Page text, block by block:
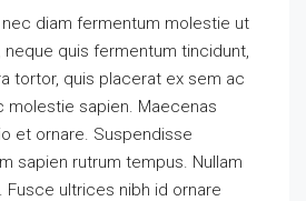
nec diam fermentum molestie ut
neque quis fermentum tincidunt,
tortor, quis placerat ex sem ac
molestie sapien. Maecenas
et ornare. Suspendisse
sapien rutrum tempus. Nullam
Fusce ultrices nibh id ornare